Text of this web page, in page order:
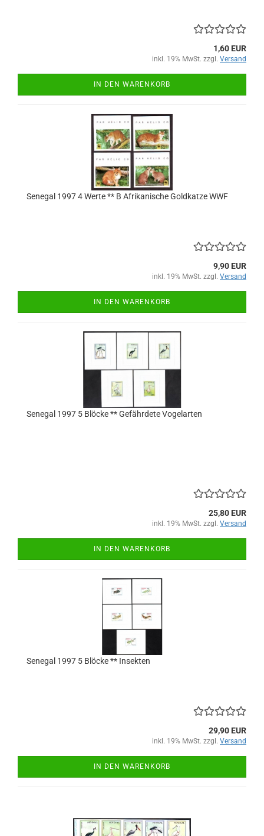
1,60 EUR
inkl. 19% MwSt. zzgl. Versand
IN DEN WARENKORB
Senegal 1997 4 Werte ** B Afrikanische Goldkatze WWF
9,90 EUR
inkl. 19% MwSt. zzgl. Versand
IN DEN WARENKORB
Senegal 1997 5 Blöcke ** Gefährdete Vogelarten
25,80 EUR
inkl. 19% MwSt. zzgl. Versand
IN DEN WARENKORB
Senegal 1997 5 Blöcke ** Insekten
29,90 EUR
inkl. 19% MwSt. zzgl. Versand
IN DEN WARENKORB